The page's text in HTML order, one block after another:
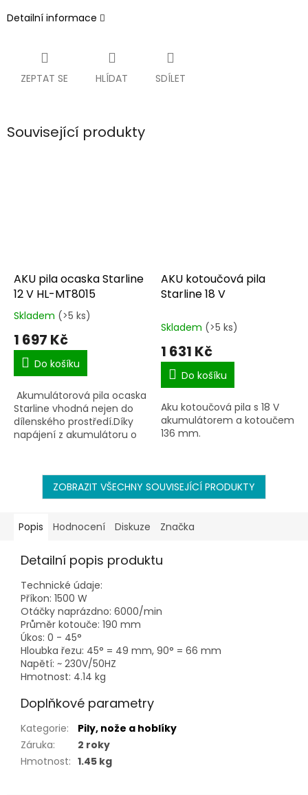
Detailní informace
ZEPTAT SE HLÍDAT SDÍLET
Související produkty
AKU pila ocaska Starline
12 V HL-MT8015
Průměrné
hodnocení
produktu
5,0
5
hvězdiček.
Skladem (>5 ks)
1 697 Kč
Do košíku
Akumulátorová pila ocaska
Starline vhodná nejen do
dílenského prostředí.Díky
napájení z akumulátoru o
kabely,snadno ji tak
můžete...
AKU kotoučová pila
Starline 18 V
Skladem (>5 ks)
1 631 Kč
Do košíku
Aku kotoučová pila s 18 V
akumulátorem a kotoučem
136 mm.
ZOBRAZIT VŠECHNY SOUVISEJÍCÍ PRODUKTY
Popis Hodnocení Diskuze Značka
Detailní popis produktu
Technické údaje:
Příkon: 1500 W
Otáčky naprázdno: 6000/min
Průměr kotouče: 190 mm
Úkos: 0 - 45°
Hloubka řezu: 45° = 49 mm, 90° = 66 mm
Napětí: ~ 230V/50HZ
Hmotnost: 4.14 kg
Doplňkové parametry
Kategorie:
Pily, nože a hoblíky
Záruka:
2 roky
Hmotnost: 1.45 kg